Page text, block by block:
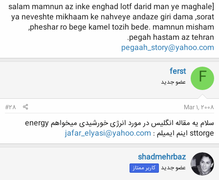
[salam mamnun az inke enghad lotf darid man ye maghale
ya neveshte mikhaam ke nahveye andaze giri dama ,sorat
,pheshar ro bege kamel tozih bede. mamnun misham
pegah hastam az tehran.
pegaah_story@yahoo.com
F
ferst
عضو جدید
Mar 1, 2008
#28
سلام یه مقاله انگلیس در مورد انرژی خورشیدی میخواهم energy
sttorge اینم ایمیلم :
jafar_elyasi@yahoo.com
shadmehrbaz
عضو جدید کاربر ممتاز